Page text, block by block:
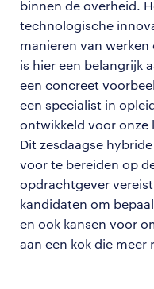
binnen de overheid.
technologische
manieren van werken
is hier een belangrijk
een concreet
een specialist in
ontwikkeld voor onze
Dit zesdaagse
voor te bereiden op
opdrachtgever
kandidaten om
en ook kansen voor
aan een kok die